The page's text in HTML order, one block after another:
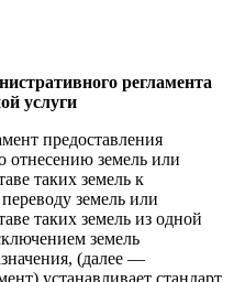
регламента
услуги
предоставления
отнесению земель или
таких земель к
земель или
таких земель из одной
земель
(далее —
устанавливает стандарт